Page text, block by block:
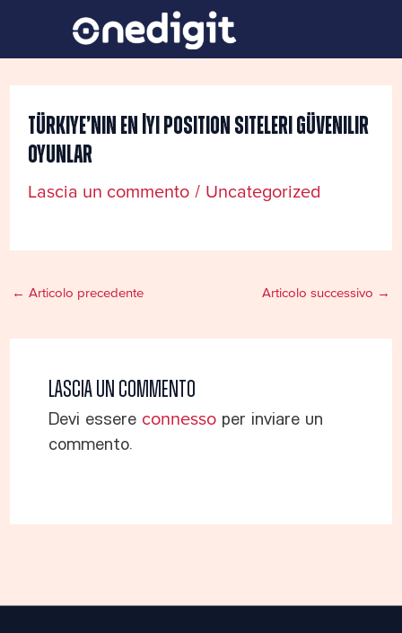
contenuto
Türkiye’nin En İyi Position Siteleri Güvenilir
Oyunlar
Lascia un commento / Uncategorized
← Articolo precedente Articolo successivo →
Lascia un commento
Devi essere connessoper inviare un
commento.